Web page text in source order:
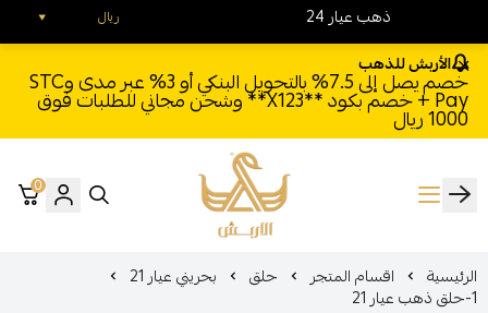
الأربش للذهب
خصم يصل إلى 7.5% بالتحويل البنكي أو 3% عبر مدى وSTC
Pay + خصم بكود **X123** وشحن مجاني للطلبات فوق
1000 ريال
الأربش للذهب
0
الرئيسية اقسام المتجر حلق بحريني عيار 21
1-حلق ذهب عيار 21
24 ذهب عيار ريال